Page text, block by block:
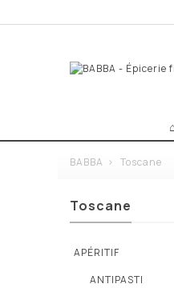
BABBA > Toscane
Toscane
APÉRITIF
ANTIPASTI